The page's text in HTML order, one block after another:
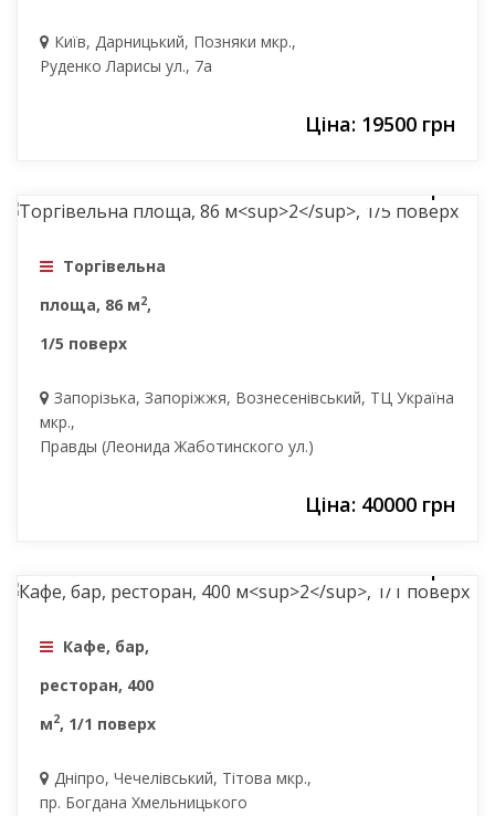
Ціна: 19500 грн
Київ, Дарницький, Позняки мкр.,
Руденко Ларисы ул., 7а
Ціна: 40000 грн
Торгівельна
площа, 86 м2,
1/5 поверх
Запорізька, Запоріжжя, Вознесенівський, ТЦ Україна
мкр.,
Правды (Леонида Жаботинского ул.)
Кафе, бар,
ресторан, 400
м2, 1/1 поверх
Дніпро, Чечелівський, Тітова мкр.,
пр. Богдана Хмельницького